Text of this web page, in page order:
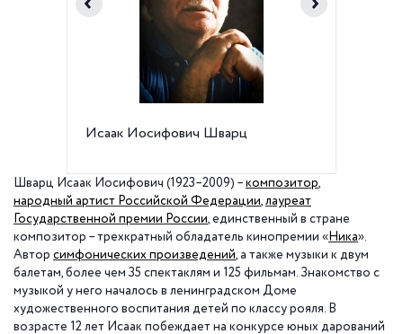
Исаак Иосифович Шварц
Шварц Исаак Иосифович (1923–2009) – композитор,
народный артист Российской Федерации, лауреат
Государственной премии России, единственный в стране
композитор – трехкратный обладатель кинопремии «Ника».
Автор симфонических произведений, а также музыки к двум
балетам, более чем 35 спектаклям и 125 фильмам. Знакомство с
музыкой у него началось в ленинградском Доме
художественного воспитания детей по классу рояля. В
возрасте 12 лет Исаак побеждает на конкурсе юных дарований